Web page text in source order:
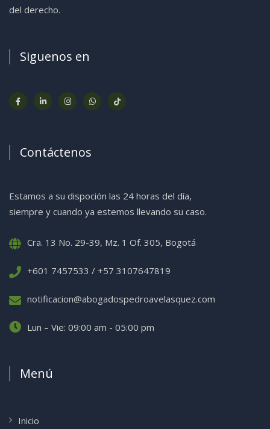
del derecho.
Siguenos en
Contáctenos
Estamos a su dispoción las 24 horas del día,
siempre y cuando ya estemos llevando su caso.
Cra. 13 No. 29-39, Mz. 1 Of. 305, Bogotá
+601 7457533 / +57 3107647819
notificacion@abogadospedroavelasquez.com
Lun – Vie: 09:00 am - 05:00 pm
Menú
Inicio